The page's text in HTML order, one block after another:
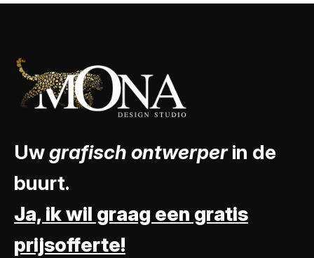
Uwgrafisch ontwerperin de
buurt.
Ja, ik wil graag een gratis
prijsofferte!